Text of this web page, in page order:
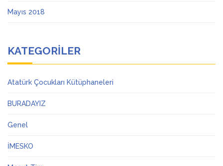
Mayıs 2018
KATEGORILER
Atatürk Çocukları Kütüphaneleri
BURADAYIZ
Genel
İMESKO